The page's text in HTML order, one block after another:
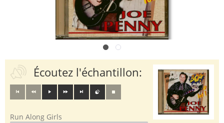
Écoutez l'échantillon:
Run Along Girls